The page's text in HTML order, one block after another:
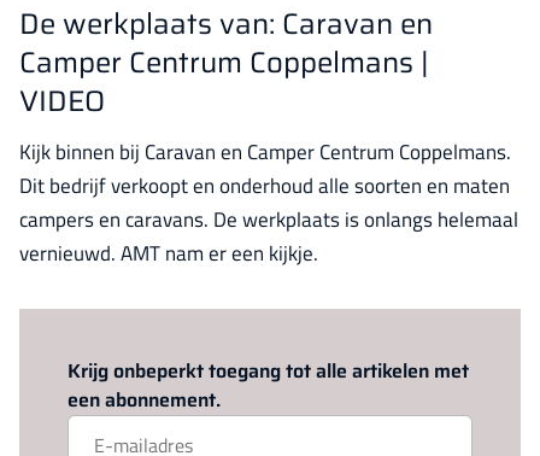
De werkplaats van: Caravan en
Camper Centrum Coppelmans |
VIDEO
Kijk binnen bij Caravan en Camper Centrum Coppelmans.
Dit bedrijf verkoopt en onderhoud alle soorten en maten
campers en caravans. De werkplaats is onlangs helemaal
vernieuwd. AMT nam er een kijkje.
Krijg onbeperkt toegang tot alle artikelen met
een abonnement.